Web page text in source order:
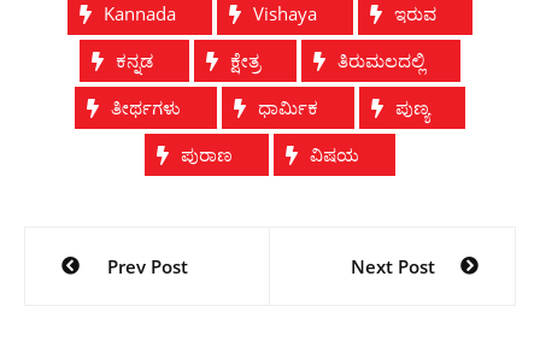
Kannada Vishaya
ಇರುವ
ಕನ್ನಡ
ಕ್ಷೇತ್ರ
ತಿರುಮಲದಲ್ಲಿ
ತೀರ್ಥಗಳು
ಧಾರ್ಮಿಕ
ಪುಣ್ಯ
ಪುರಾಣ
ವಿಷಯ
navigation
Prev Post Next Post